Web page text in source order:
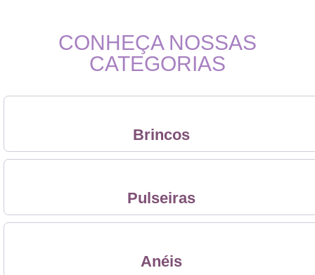
CONHEÇA NOSSAS
CATEGORIAS
Brincos
Pulseiras
Anéis